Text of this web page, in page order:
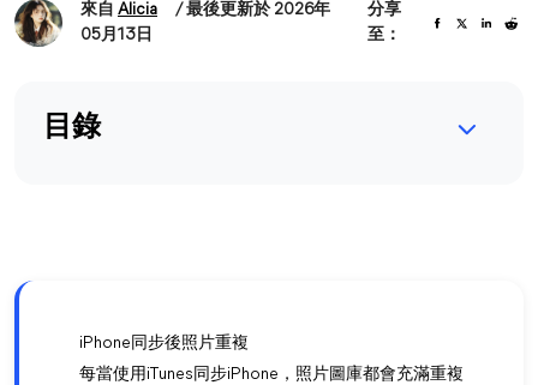
來自 Alicia
/ 最後更新於 2026年
05月13日
分享
至：
目錄
iPhone同步後照片重複
每當使用iTunes同步iPhone，照片圖庫都會充滿重複